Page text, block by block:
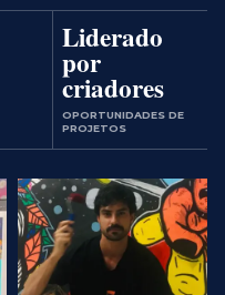
Liderado
por
criadores
OPORTUNIDADES DE
PROJETOS